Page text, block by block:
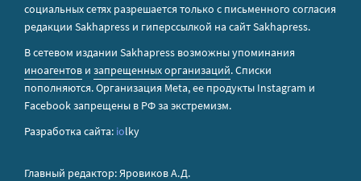
социальных сетях разрешается только с письменного согласия
редакции Sakhapress и гиперссылкой на сайт Sakhapress.
В сетевом издании Sakhapress возможны упоминания
иноагентов и запрещенных организаций. Списки
пополняются. Организация Metа, ее продукты Instagram и
Facebook запрещены в РФ за экстремизм.
Разработка сайта: iolky
Главный редактор: Яровиков А.Д.